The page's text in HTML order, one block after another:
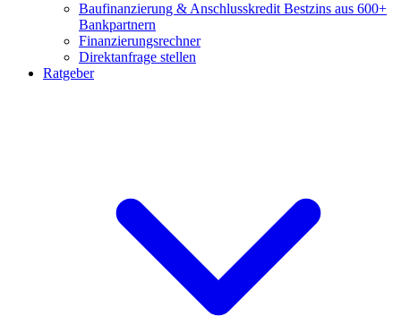
Baufinanzierung & Anschlusskredit Bestzins aus 600+
Bankpartnern
Finanzierungsrechner
Direktanfrage stellen
Ratgeber